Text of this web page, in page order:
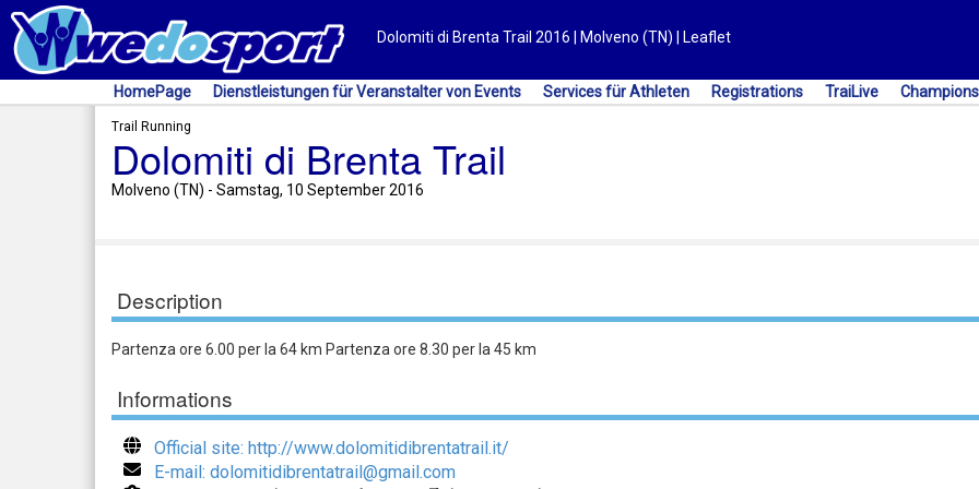
Dolomiti di Brenta Trail 2016 | Molveno (TN) | Leaflet
HomePage Dienstleistungen für Veranstalter von Events Services für Athleten Registrations TraiLive
Trail Running
Dolomiti di Brenta Trail
Molveno (TN) - Samstag, 10 September 2016
Description
Partenza ore 6.00 per la 64 km Partenza ore 8.30 per la 45 km
Informations
Official site: http://www.dolomitidibrentatrail.it/
E-mail: dolomitidibrentatrail@gmail.com